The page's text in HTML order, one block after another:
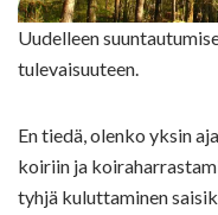
Uudelleen
tulevaisuuteen.
En tiedä, olenko yksin
koiriin ja
tyhjä kuluttaminen